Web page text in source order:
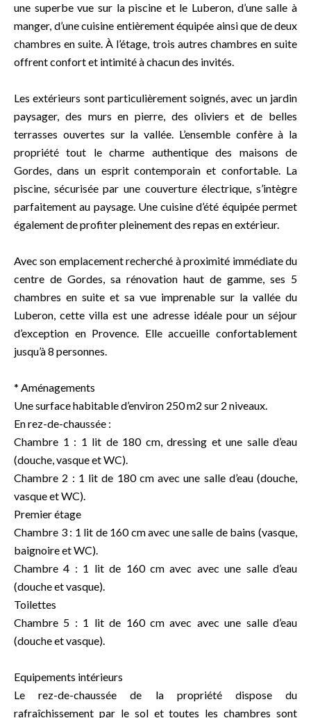
une superbe vue sur la piscine et le Luberon, d’une salle à
manger, d’une cuisine entièrement équipée ainsi que de deux
chambres en suite. À l’étage, trois autres chambres en suite
offrent confort et intimité à chacun des invités.
Les extérieurs sont particulièrement soignés, avec un jardin
paysager, des murs en pierre, des oliviers et de belles
terrasses ouvertes sur la vallée. L’ensemble confère à la
propriété tout le charme authentique des maisons de
Gordes, dans un esprit contemporain et confortable. La
piscine, sécurisée par une couverture électrique, s’intègre
parfaitement au paysage. Une cuisine d’été équipée permet
également de profiter pleinement des repas en extérieur.
Avec son emplacement recherché à proximité immédiate du
centre de Gordes, sa rénovation haut de gamme, ses 5
chambres en suite et sa vue imprenable sur la vallée du
Luberon, cette villa est une adresse idéale pour un séjour
d’exception en Provence. Elle accueille confortablement
jusqu’à 8 personnes.
* Aménagements
Une surface habitable d’environ 250 m2 sur 2 niveaux.
En rez-de-chaussée :
Chambre 1 : 1 lit de 180 cm, dressing et une salle d’eau
(douche, vasque et WC).
Chambre 2 : 1 lit de 180 cm avec une salle d’eau (douche,
vasque et WC).
Premier étage
Chambre 3 : 1 lit de 160 cm avec une salle de bains (vasque,
baignoire et WC).
Chambre 4 : 1 lit de 160 cm avec avec une salle d’eau
(douche et vasque).
Toilettes
Chambre 5 : 1 lit de 160 cm avec avec une salle d’eau
(douche et vasque).
Equipements intérieurs
Le rez-de-chaussée de la propriété dispose du
rafraîchissement par le sol et toutes les chambres sont